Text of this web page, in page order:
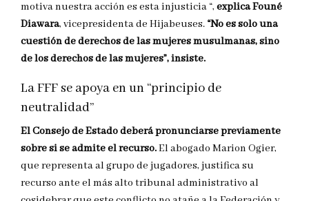
motiva nuestra acción es esta injusticia “, explica Founé
Diawara, vicepresidenta de Hijabeuses. “No es solo una
cuestión de derechos de las mujeres musulmanas, sino
de los derechos de las mujeres”, insiste.
La FFF se apoya en un “principio de
neutralidad”
El Consejo de Estado deberá pronunciarse previamente
sobre si se admite el recurso.El abogado Marion Ogier,
que representa al grupo de jugadores, justifica su
recurso ante el más alto tribunal administrativo al